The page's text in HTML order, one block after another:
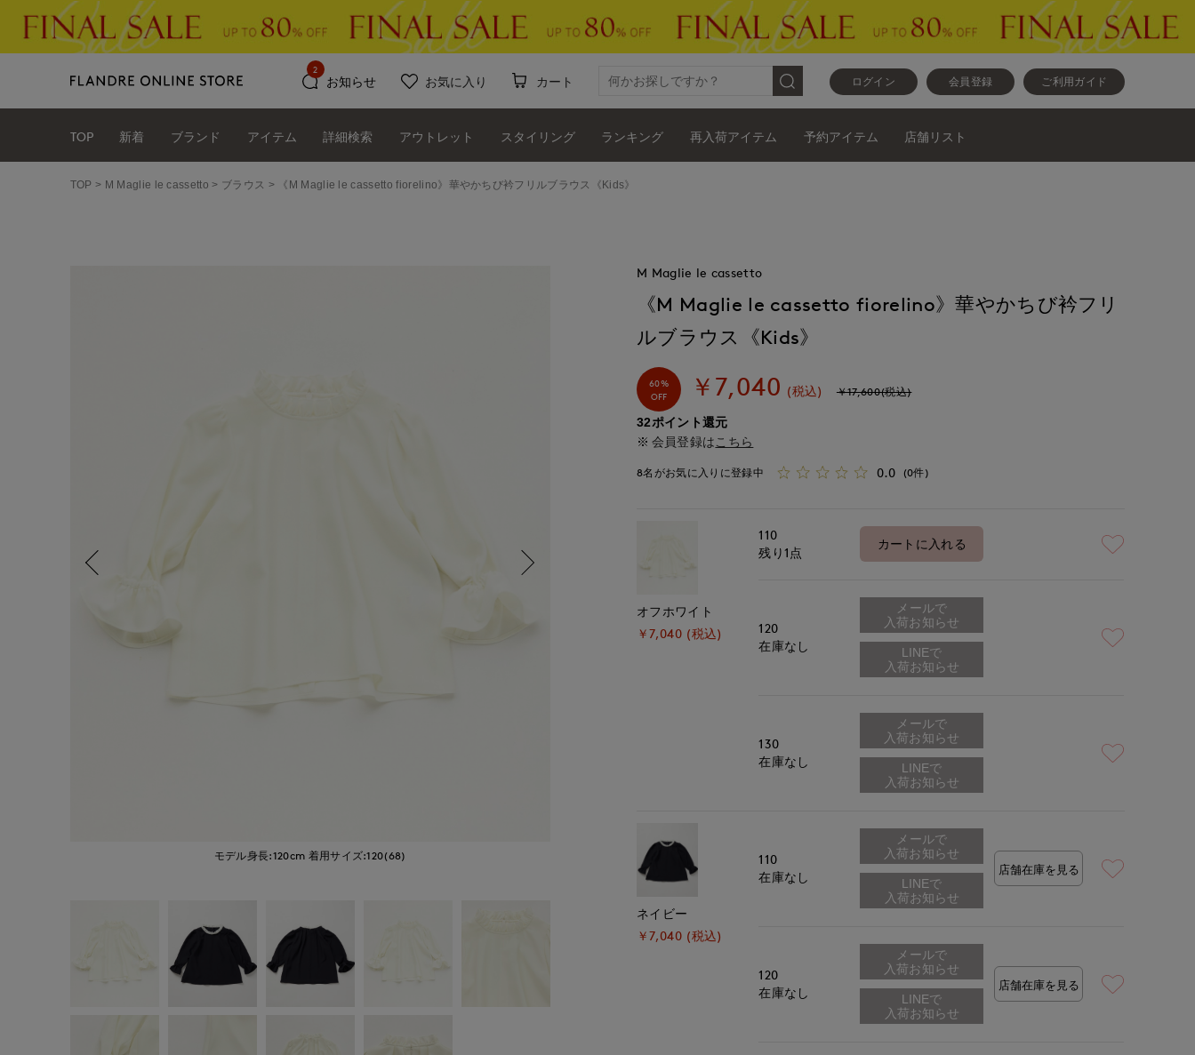
ログイン 会員登録 ご利用ガイド
お知らせ
2
お気に入り カート
TOP 新着 ブランド アイテム 詳細検索 アウトレット スタイリング ランキング 再入荷アイテム 予約アイテム 店舗リスト
TOP M Maglie le cassetto ブラウス 《M Maglie le cassetto fiorelino》華やかちび衿フリルブラウス《Kids》
モデル身長:120cm 着用サイズ:120(68) モデル身長:120cm 着用サイズ:120(68)
M Maglie le cassetto
《M Maglie le cassetto fiorelino》華やかちび衿フリ
ルブラウス《Kids》
60%
OFF
￥7,040 (税込) ￥17,600(税込)
32ポイント還元
会員登録は こちら
8名がお気に入りに登録中 0.0 (0件)
オフホワイト
￥7,040 (税込)
110
残り1点
カートに入れる
120
在庫なし
メールで
入荷お知らせ
130
在庫なし
メールで
入荷お知らせ
ネイビー
￥7,040 (税込)
110
在庫なし
メールで
入荷お知らせ
店舗在庫を見る
120
在庫なし
メールで
入荷お知らせ
店舗在庫を見る